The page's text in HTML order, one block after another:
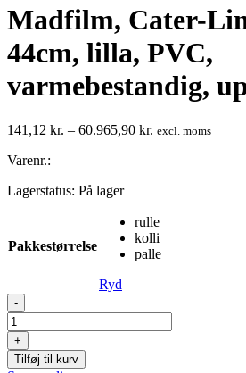
Madfilm, Cater-
44cm, lilla, PVC,
varmebestandig,
141,12 kr. – 60.965,90 kr. Prisinterval:
excl. moms
Varenr.:
Lagerstatus: På lager
Pakkestørrelse
rulle
kolli
palle
Ryd
Madfilm,
Cater-
Line,
300m
x
-
+
Tilføj til kurv